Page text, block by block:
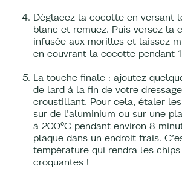
Déglacez la cocotte en versant
blanc et remuez. Puis versez la
infusée aux morilles et laissez
en couvrant la cocotte pendant
La touche finale : ajoutez
de lard à la fin de votre
croustillant. Pour cela, étaler
sur de l’aluminium ou sur une
à 200°C pendant environ 8
plaque dans un endroit frais.
température qui rendra les
croquantes !